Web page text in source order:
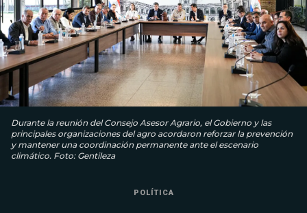
Durante la reunión del Consejo Asesor Agrario, el Gobierno y las
principales organizaciones del agro acordaron reforzar la prevención
y mantener una coordinación permanente ante el escenario
climático. Foto: Gentileza
POLÍTICA